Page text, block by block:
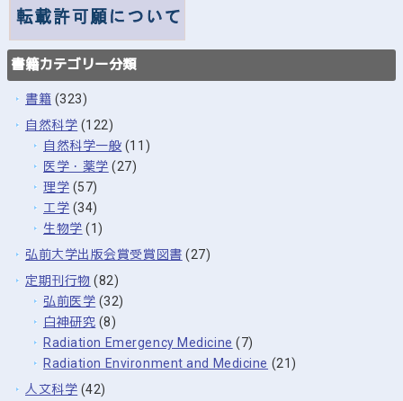
書籍カテゴリー分類
書籍 (323)
自然科学 (122)
自然科学一般 (11)
医学・薬学 (27)
理学 (57)
工学 (34)
生物学 (1)
弘前大学出版会賞受賞図書 (27)
定期刊行物 (82)
弘前医学 (32)
白神研究 (8)
Radiation Emergency Medicine (7)
Radiation Environment and Medicine (21)
人文科学 (42)